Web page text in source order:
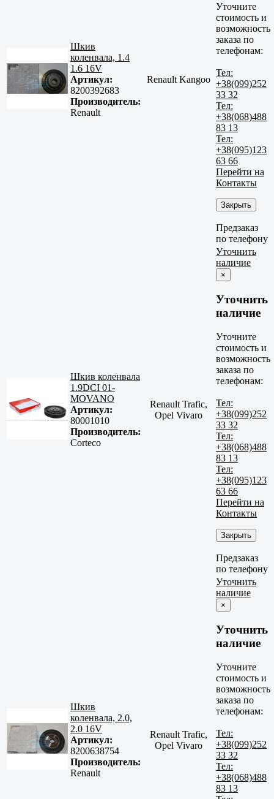
Шкив
коленвала, 1.4
1.6 16V
Артикул:
8200392683
Производитель:
Renault
Renault Kangoo
Уточните
стоимость и
возможность
заказа по
телефонам:
Тел:
+38(099)252
33 32
Тел:
+38(068)488
83 13
Тел:
+38(095)123
63 66
Перейти на
Контакты
Закрыть
Предзаказ
по телефону
Шкив коленвала
1.9DCI 01-
MOVANO
Артикул:
80001010
Производитель:
Corteco
Renault Trafic,
Opel Vivaro
Уточнить
наличие
×
Уточнить
наличие
Уточните
стоимость и
возможность
заказа по
телефонам:
Тел:
+38(099)252
33 32
Тел:
+38(068)488
83 13
Тел:
+38(095)123
63 66
Перейти на
Контакты
Закрыть
Предзаказ
по телефону
Шкив
коленвала, 2.0,
2.0 16V
Артикул:
8200638754
Производитель:
Renault
Renault Trafic,
Opel Vivaro
Уточнить
наличие
×
Уточнить
наличие
Уточните
стоимость и
возможность
заказа по
телефонам:
Тел:
+38(099)252
33 32
Тел:
+38(068)488
83 13